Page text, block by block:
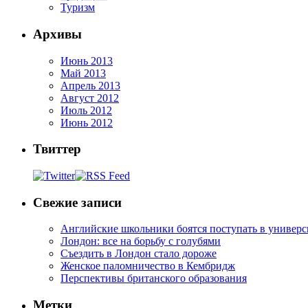
Туризм
Архивы
Июнь 2013
Май 2013
Апрель 2013
Август 2012
Июль 2012
Июнь 2012
Твиттер
Свежие записи
Английские школьники боятся поступать в
Лондон: все на борьбу с голубями
Съездить в Лондон стало дороже
Женское паломничество в Кембридж
Перспективы британского образования
Метки